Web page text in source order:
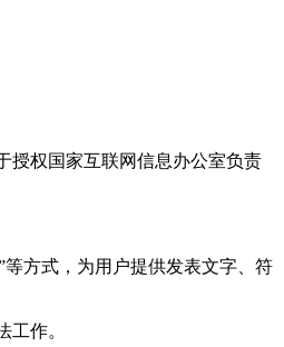
授权国家互联网信息办公室负责
方式，为用户提供发表文字、符
作。